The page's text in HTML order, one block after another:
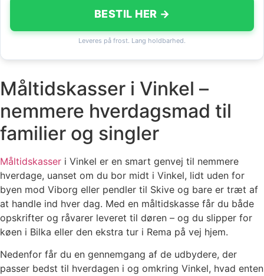
BESTIL HER →
Leveres på frost. Lang holdbarhed.
Måltidskasser i Vinkel –
nemmere hverdagsmad til
familier og singler
Måltidskasser i Vinkel er en smart genvej til nemmere
hverdage, uanset om du bor midt i Vinkel, lidt uden for
byen mod Viborg eller pendler til Skive og bare er træt af
at handle ind hver dag. Med en måltidskasse får du både
opskrifter og råvarer leveret til døren – og du slipper for
køen i Bilka eller den ekstra tur i Rema på vej hjem.
Nedenfor får du en gennemgang af de udbydere, der
passer bedst til hverdagen i og omkring Vinkel, hvad enten